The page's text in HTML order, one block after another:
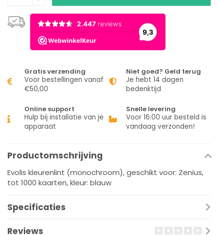
Gratis verzending
Voor bestellingen vanaf
€50,00
Niet goed? Geld terug
Je hebt 14 dagen
bedenktijd
Online support
Hulp bij installatie van je
apparaat
Snelle levering
Voor 16:00 uur besteld is
vandaag verzonden!
Productomschrijving
Evolis kleurenlint (monochroom), geschikt voor: Zenius,
tot 1000 kaarten, kleur: blauw
Specificaties
Reviews